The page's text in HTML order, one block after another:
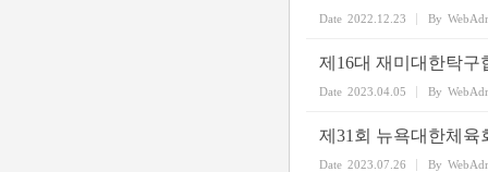
Date 2022.12.23 By
제16대 재미대한탁구
Date 2023.04.05 By
제31회 뉴욕대한체육
Date 2023.07.26 By